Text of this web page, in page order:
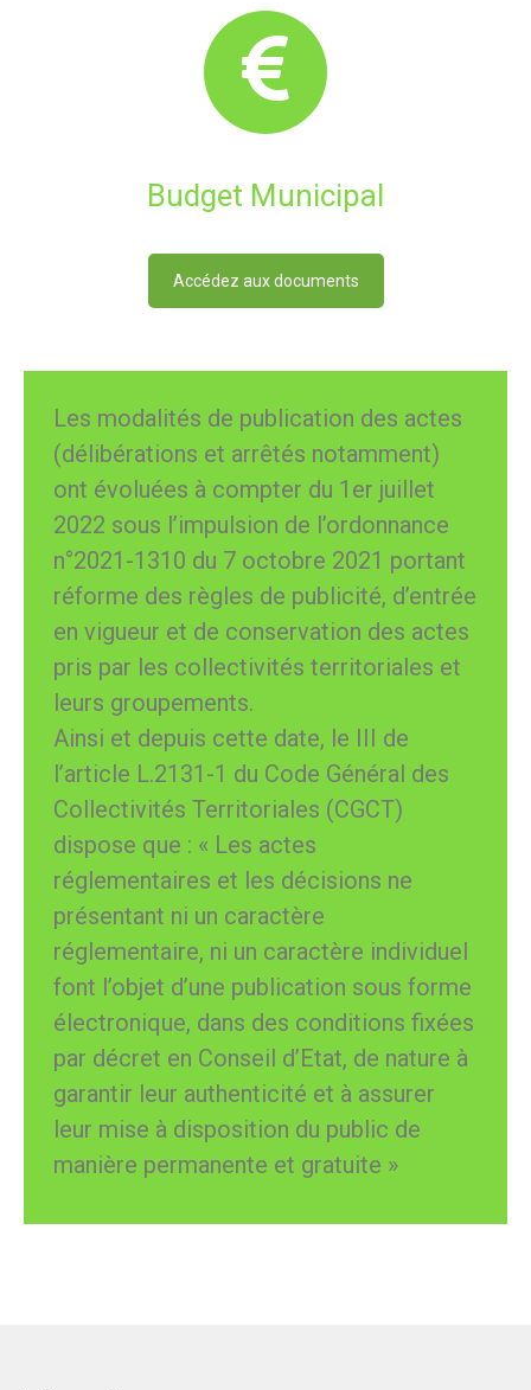
Budget Municipal
Accédez aux documents
Les modalités de publication des actes
(délibérations et arrêtés notamment)
ont évoluées à compter du 1er juillet
2022 sous l’impulsion de l’ordonnance
n°2021-1310 du 7 octobre 2021 portant
réforme des règles de publicité, d’entrée
en vigueur et de conservation des actes
pris par les collectivités territoriales et
leurs groupements.
Ainsi et depuis cette date, le III de
l’article L.2131-1 du Code Général des
Collectivités Territoriales (CGCT)
dispose que : « Les actes
réglementaires et les décisions ne
présentant ni un caractère
réglementaire, ni un caractère individuel
font l’objet d’une publication sous forme
électronique, dans des conditions fixées
par décret en Conseil d’Etat, de nature à
garantir leur authenticité et à assurer
leur mise à disposition du public de
manière permanente et gratuite »